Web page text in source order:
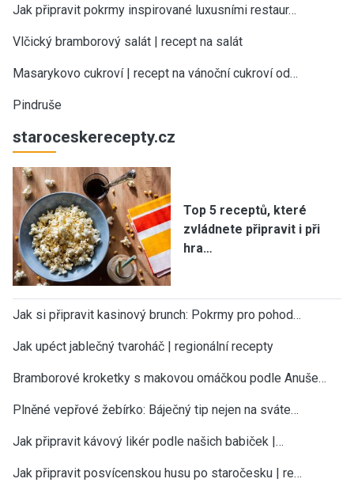
Jak připravit pokrmy inspirované luxusními restaur…
Vlčický bramborový salát | recept na salát
Masarykovo cukroví | recept na vánoční cukroví od…
Pindruše
staroceskerecepty.cz
Top 5 receptů, které
zvládnete připravit i při
hra…
Jak si připravit kasinový brunch: Pokrmy pro pohod…
Jak upéct jablečný tvaroháč | regionální recepty
Bramborové kroketky s makovou omáčkou podle Anuše…
Plněné vepřové žebírko: Báječný tip nejen na sváte…
Jak připravit kávový likér podle našich babiček |…
Jak připravit posvícenskou husu po staročesku | re…